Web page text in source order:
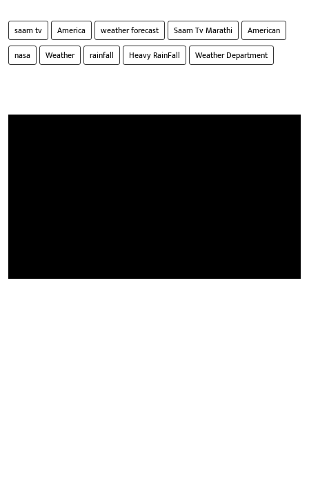
saam tv America weather forecast Saam Tv Marathi
American
nasa
Weather rainfall Heavy RainFall Weather Department